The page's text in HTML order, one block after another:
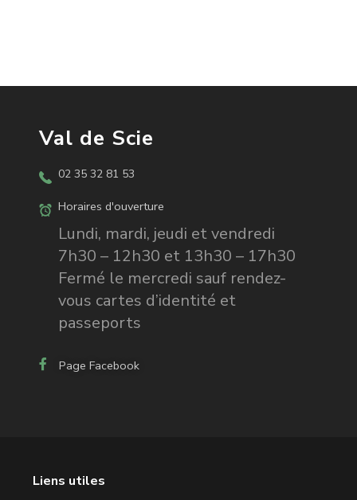
Val de Scie
02 35 32 81 53
Horaires d'ouverture
Lundi, mardi, jeudi et vendredi
7h30 – 12h30 et 13h30 – 17h30
Fermé le mercredi sauf rendez-
vous cartes d’identité et
passeports
Page Facebook
Liens utiles